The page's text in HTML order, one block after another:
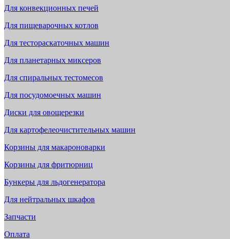
Для конвекционных печей
Для пищеварочных котлов
Для тестораскаточных машин
Для планетарных миксеров
Для спиральных тестомесов
Для посудомоечных машин
Диски для овощерезки
Для картофелеочистительных машин
Корзины для макароноварки
Корзины для фритюрниц
Бункеры для льдогенератора
Для нейтральных шкафов
Запчасти
Оплата